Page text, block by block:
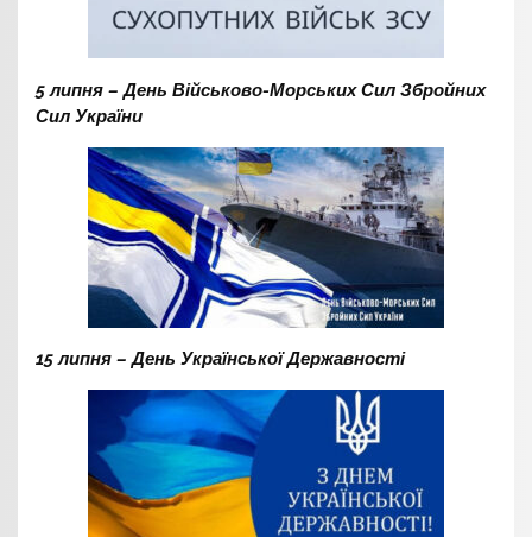
5 липня – День Військово-Морських Сил Збройних
Сил України
15 липня – День Української Державності